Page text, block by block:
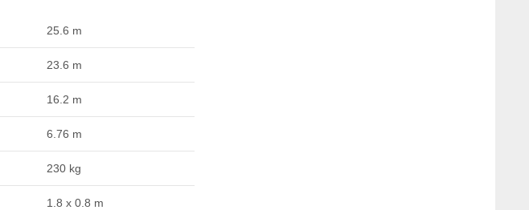
25.6 m
23.6 m
16.2 m
6.76 m
230 kg
1.8 x 0.8 m